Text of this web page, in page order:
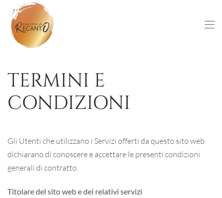
Skip to main content
TERMINI E
CONDIZIONI
Gli Utenti che utilizzano i Servizi offerti da questo sito web
dichiarano di conoscere e accettare le presenti condizioni
generali di contratto.
Titolare del sito web e dei relativi servizi